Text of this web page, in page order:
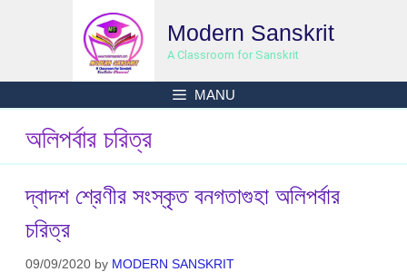
Modern Sanskrit
A Classroom for Sanskrit
MANU
অলিপর্বার চরিত্র
দ্বাদশ শ্রেণীর সংস্কৃত বনগতাগুহা অলিপর্বার
চরিত্র
09/09/2020 by MODERN SANSKRIT